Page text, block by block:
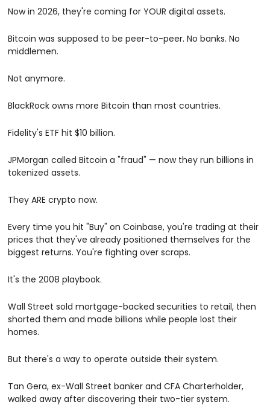
Now in 2026, they're coming for YOUR digital assets.
Bitcoin was supposed to be peer-to-peer. No banks. No
middlemen.
Not anymore.
BlackRock owns more Bitcoin than most countries.
Fidelity's ETF hit $10 billion.
JPMorgan called Bitcoin a "fraud" — now they run billions in
tokenized assets.
They ARE crypto now.
Every time you hit "Buy" on Coinbase, you're trading at their
prices that they've already positioned themselves for the
biggest returns. You're fighting over scraps.
It's the 2008 playbook.
Wall Street sold mortgage-backed securities to retail, then
shorted them and made billions while people lost their
homes.
But there's a way to operate outside their system.
Tan Gera, ex-Wall Street banker and CFA Charterholder,
walked away after discovering their two-tier system.